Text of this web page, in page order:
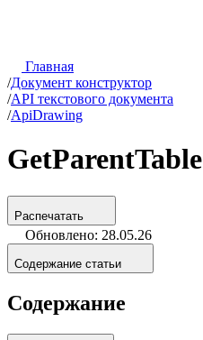
Главная
/Документ конструктор
/API текстового документа
/ApiDrawing
GetParentTable
Распечатать
Обновлено: 28.05.26
Содержание статьи
Содержание